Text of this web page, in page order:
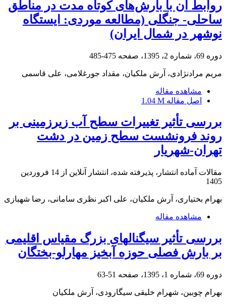
روابط آن با بارش‌های کوتاه مدت در مناطق
ساحلی- جنگلی (مطالعه موردی: ایستگاه
نوشهر در شمال ایران)
دوره 69، شماره 2، 1395، صفحه 475-485
مریم مرادنژادی، آرش ملکیان، مقداد جورغلامی، علی قاسمی
مشاهده مقاله
اصل مقاله 1.04 M
بررسی تأثیر تغییرات سطح آب زیرزمینی بر
روند فرونشست سطح زمین در دشت
تهران-شهریار
مقالات آماده انتشار، پذیرفته شده، انتشار آنلاین از
14 فروردین
1405
بهرام بختیاری، آرش ملکیان، علی اکبر نظری سامانی، رضا شهبازی
مشاهده مقاله
بررسی تأثیر سیگنال‎های بزرگ مقیاس اقلیمی
بر بارش فصلی حوزه آبخیز مهارلو-بختگان
دوره 69، شماره 1، 1395، صفحه 51-63
بهرام چوبین، شهرام خلیقی سیگارودی، آرش ملکیان